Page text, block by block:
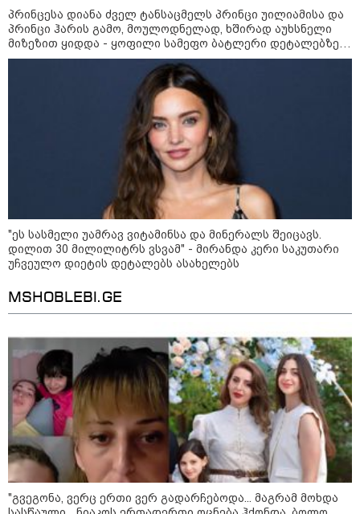
კატეგორიის ყველა სიახლე
"არის პოლარიზაციის კიდევ უფრო
გაღრმავების საფრთხე და ...“
"გონებაში ვალაგებდი, ეს ამბავი
პირველად ვისთვის მეთქვა, ვის
უნდა ჩავექოლე“
ახლა გითხარით“
"ეს უზნეო გზა
ხელისუფლებისთვის ცუდად
მთავრდება ხოლმე“
პრინცესა დიანა ძველ ტანსაცმელს პრინცი უილიამისა და
პრინცი ჰარის გამო, მოულოდნელად, ხშირად აუხსნელი
მიზეზით ყიდდა - ყოფილი სამეფო ბატლერი დეტალებზე
საკუთარ წიგნში საუბრობს
"ეს სასმელი უამრავ ვიტამინსა და მინერალს შეიცავს.
დილით 30 მილილიტრს ვსვამ" - მირანდა კერი საკუთარი
უჩვეულო დიეტის დეტალებს ასახელებს
MSHOBLEBI.GE
"გვეგონა, ვერც ერთი ვერ გადარჩებოდა... მაგრამ მოხდა